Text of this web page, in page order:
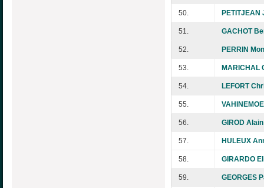
50. PETITJEAN
51. GACHOT
52. PERRIN
53. MARICHAL
54. LEFORT
55.
56. GIROD Alain
57. HULEUX
58. GIRARDO
59. GEORGES